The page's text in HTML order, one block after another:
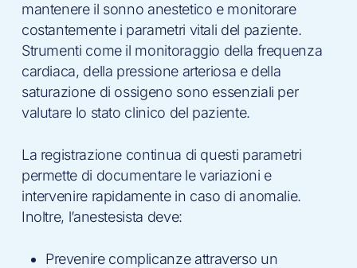
mantenere il sonno anestetico e monitorare
costantemente i parametri vitali del paziente.
Strumenti come il monitoraggio della frequenza
cardiaca, della pressione arteriosa e della
saturazione di ossigeno sono essenziali per
valutare lo stato clinico del paziente.
La registrazione continua di questi parametri
permette di documentare le variazioni e
intervenire rapidamente in caso di anomalie.
Inoltre, l’anestesista deve:
Prevenire complicanze attraverso un